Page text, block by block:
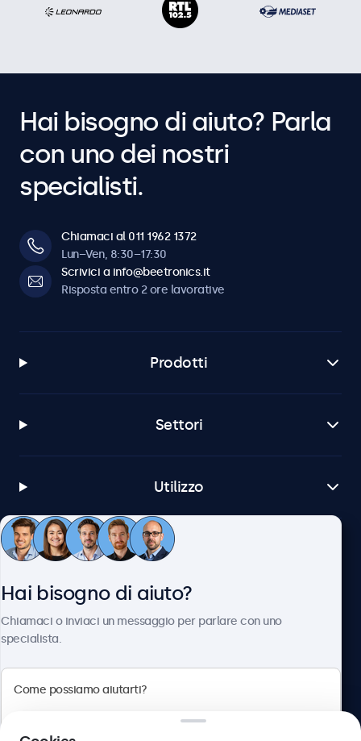
Hai bisogno di aiuto? Parla
con uno dei nostri
specialisti.
Chiamaci al 011 1962 1372
Lun–Ven, 8:30–17:30
Scrivici a info@beetronics.it
Risposta entro 2 ore lavorative
Prodotti
Settori
Utilizzo
Servizio Clienti
Hai bisogno di aiuto?
Chiamaci o inviaci un messaggio per parlare con uno
specialista.